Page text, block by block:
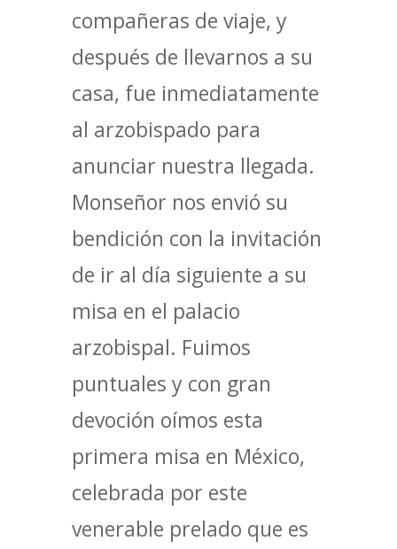
compañeras de viaje, y
después de llevarnos a su
casa, fue inmediatamente
al arzobispado para
anunciar nuestra llegada.
Monseñor nos envió su
bendición con la invitación
de ir al día siguiente a su
misa en el palacio
arzobispal. Fuimos
puntuales y con gran
devoción oímos esta
primera misa en México,
celebrada por este
venerable prelado que es